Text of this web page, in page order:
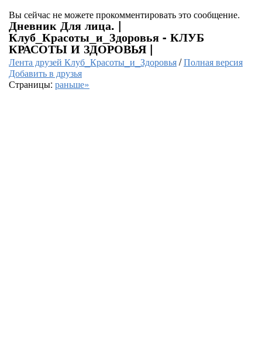
Вы сейчас не можете прокомментировать это сообщение.
Дневник Для лица. |
Клуб_Красоты_и_Здоровья - КЛУБ
КРАСОТЫ И ЗДОРОВЬЯ |
Лента друзей Клуб_Красоты_и_Здоровья/Полная версия
Добавить в друзья
Страницы: раньше»